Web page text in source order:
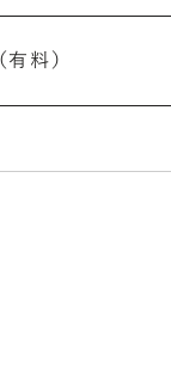
料）